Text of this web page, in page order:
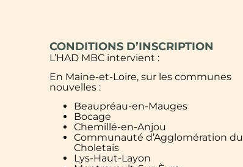
CONDITIONS D’INSCRIPTION
L’HAD MBC intervient :
En Maine-et-Loire, sur les communes
nouvelles :
Beaupréau-en-Mauges
Bocage
Chemillé-en-Anjou
Communauté d’Agglomération du
Choletais
Lys-Haut-Layon